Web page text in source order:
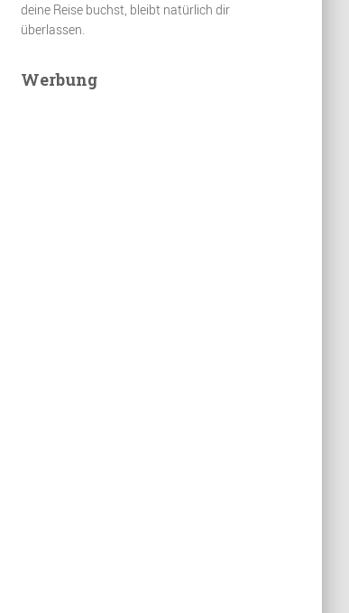
deine Reise buchst, bleibt natürlich dir
überlassen.
Werbung